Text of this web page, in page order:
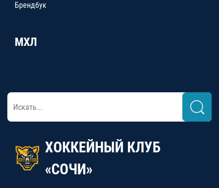
Брендбук
МХЛ
ХОККЕЙНЫЙ КЛУБ
«СОЧИ»